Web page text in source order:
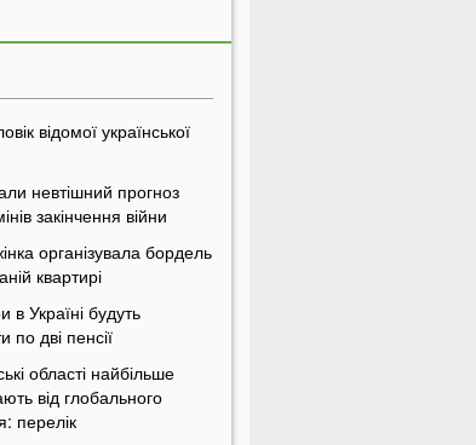
відомої української
невтішний прогноз
закінчення війни
організувала бордель
квартирі
в Україні будуть
по дві пенсії
області найбільше
від глобального
перелік